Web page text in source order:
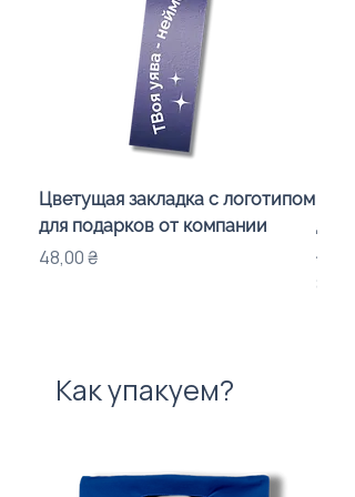
Цветущая закладка с логотипом
для подарков от компании
Цена
48,00 ₴
для
Цена
Как упакуем?